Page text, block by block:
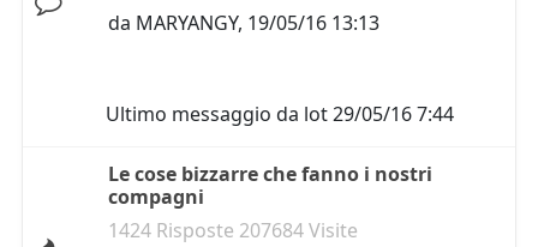
da MARYANGY, 19/05/16 13:13
Ultimo messaggio da lot29/05/16 7:44
Le cose bizzarre che fanno i nostri
compagni
1424 Risposte 207684 Visite